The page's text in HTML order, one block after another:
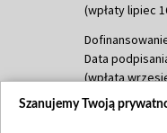
(wpłaty lipiec
Data
(wpłata
Dofinansowanie
Szanujemy Twoją